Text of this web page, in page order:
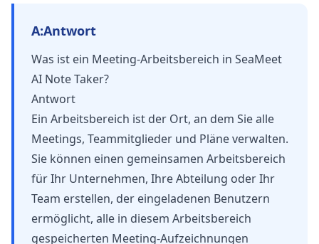
A:Antwort
Was ist ein Meeting-Arbeitsbereich in SeaMeet
AI Note Taker?
Antwort
Ein Arbeitsbereich ist der Ort, an dem Sie alle
Meetings, Teammitglieder und Pläne verwalten.
Sie können einen gemeinsamen Arbeitsbereich
für Ihr Unternehmen, Ihre Abteilung oder Ihr
Team erstellen, der eingeladenen Benutzern
ermöglicht, alle in diesem Arbeitsbereich
gespeicherten Meeting-Aufzeichnungen